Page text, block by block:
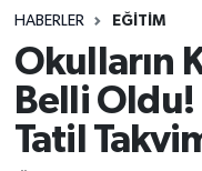
HABERLER EĞİTİM
Okulların
Belli
Tatil